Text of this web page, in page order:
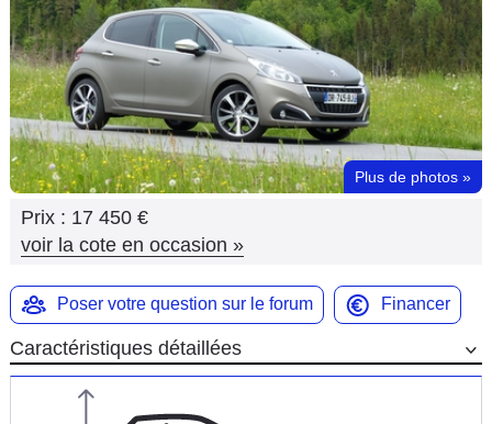
Flottes
Auto
Services
Forum
Moto
Marques
Plus de photos »
Prix : 17 450 €
voir la cote en occasion »
Poser votre question sur le forum Financer
Caractéristiques détaillées